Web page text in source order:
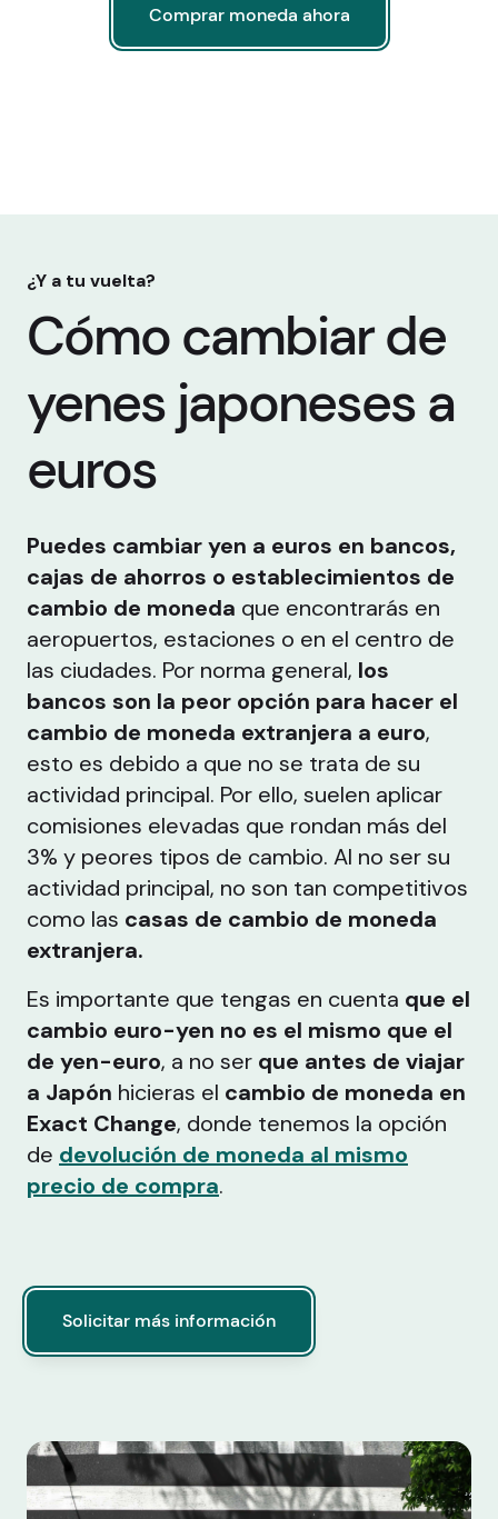
Comprar moneda ahora
Comprar moneda ahora
¿Y a tu vuelta?
Cómo cambiar de
yenes japoneses a
euros
Puedes cambiar yen a euros en bancos,
cajas de ahorros o establecimientos de
cambio de moneda que encontrarás en
aeropuertos, estaciones o en el centro de
las ciudades. Por norma general, los
bancos son la peor opción para hacer el
cambio de moneda extranjera a euro,
esto es debido a que no se trata de su
actividad principal. Por ello, suelen aplicar
comisiones elevadas que rondan más del
3% y peores tipos de cambio. Al no ser su
actividad principal, no son tan competitivos
como las casas de cambio de moneda
extranjera.
Es importante que tengas en cuenta que el
cambio euro-yen no es el mismo que el
de yen-euro, a no ser que antes de viajar
a Japón hicieras el cambio de moneda en
Exact Change, donde tenemos la opción
de devolución de moneda al mismo
precio de compra.
Solicitar más información
Solicitar más información